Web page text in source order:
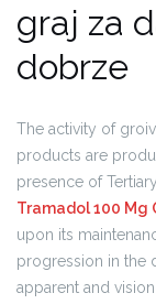
graj za
dobrze
The activity of
products are
presence of
Tramadol 100 Mg
upon its
progression in the
apparent and